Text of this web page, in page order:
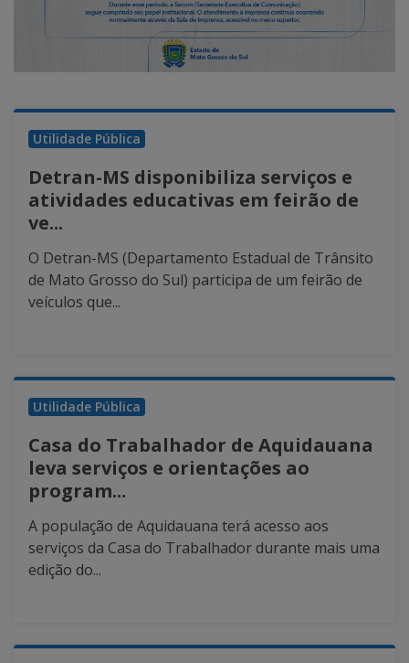
Utilidade Pública
Detran-MS disponibiliza serviços e
atividades educativas em feirão de
ve...
O Detran-MS (Departamento Estadual de Trânsito
de Mato Grosso do Sul) participa de um feirão de
veículos que...
Utilidade Pública
Casa do Trabalhador de Aquidauana
leva serviços e orientações ao
program...
A população de Aquidauana terá acesso aos
serviços da Casa do Trabalhador durante mais uma
edição do...